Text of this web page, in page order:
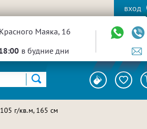
вход
Маяка, 16
в будние дни
г/кв.м, 165 см